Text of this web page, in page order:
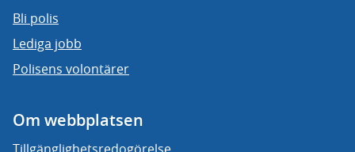
Bli polis
Lediga jobb
Polisens volontärer
Om webbplatsen